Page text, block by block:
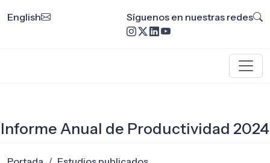
English Síguenos en nuestras redes
Informe Anual de Productividad 2024